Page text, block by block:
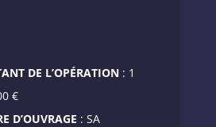
DE L’OPÉRATION: 1
€
D’OUVRAGE : SA